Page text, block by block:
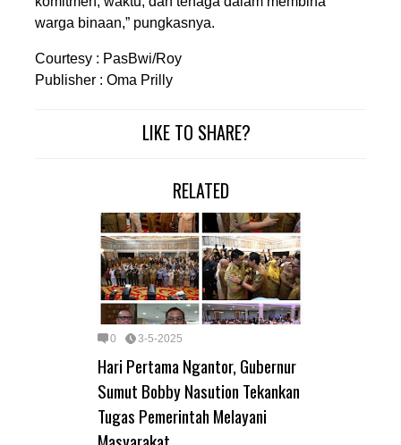
warga binaan,” pungkasnya.
Courtesy : PasBwi/Roy
Publisher : Oma Prilly
LIKE TO SHARE?
RELATED
0 3-5-2025
Hari Pertama Ngantor, Gubernur
Sumut Bobby Nasution Tekankan
Tugas Pemerintah Melayani